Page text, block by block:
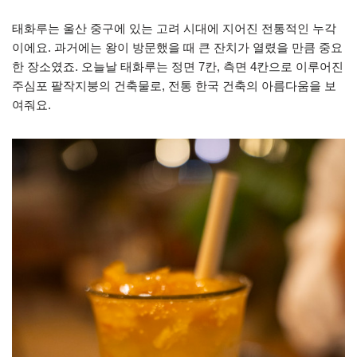
태화루는 울산 중구에 있는 고려 시대에 지어진 전통적인 누각
이에요. 과거에는 왕이 방문했을 때 큰 잔치가 열렸을 만큼 중요
한 장소였죠. 오늘날 태화루는 정면 7칸, 측면 4칸으로 이루어진
주심포 팔작지붕의 건축물로, 전통 한국 건축의 아름다움을 보
여줘요.